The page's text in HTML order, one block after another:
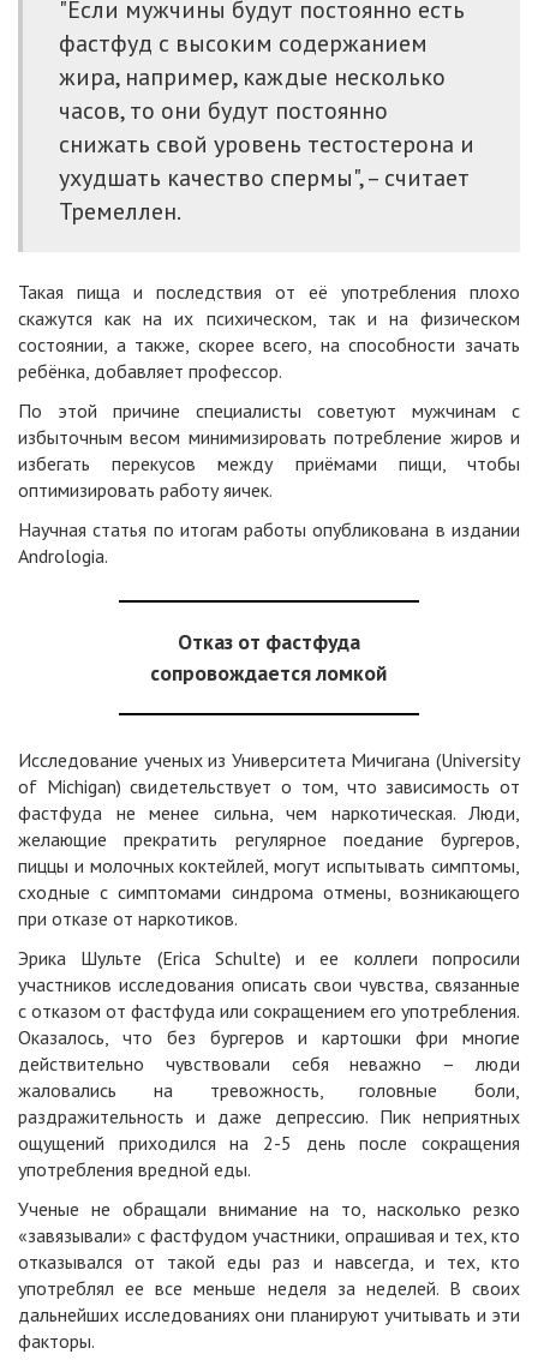
"Если мужчины будут постоянно есть
фастфуд с высоким содержанием
жира, например, каждые несколько
часов, то они будут постоянно
снижать свой уровень тестостерона и
ухудшать качество спермы", – считает
Тремеллен.
Такая пища и последствия от её употребления плохо
скажутся как на их психическом, так и на физическом
состоянии, а также, скорее всего, на способности зачать
ребёнка, добавляет профессор.
По этой причине специалисты советуют мужчинам с
избыточным весом минимизировать потребление жиров и
избегать перекусов между приёмами пищи, чтобы
оптимизировать работу яичек.
Научная статья по итогам работы опубликована в издании
Andrologia.
Отказ от фастфуда
сопровождается ломкой
Исследование ученых из Университета Мичигана (University
of Michigan) свидетельствует о том, что зависимость от
фастфуда не менее сильна, чем наркотическая. Люди,
желающие прекратить регулярное поедание бургеров,
пиццы и молочных коктейлей, могут испытывать симптомы,
сходные с симптомами синдрома отмены, возникающего
при отказе от наркотиков.
Эрика Шульте (Erica Schulte) и ее коллеги попросили
участников исследования описать свои чувства, связанные
с отказом от фастфуда или сокращением его употребления.
Оказалось, что без бургеров и картошки фри многие
действительно чувствовали себя неважно – люди
жаловались на тревожность, головные боли,
раздражительность и даже депрессию. Пик неприятных
ощущений приходился на 2-5 день после сокращения
употребления вредной еды.
Ученые не обращали внимание на то, насколько резко
«завязывали» с фастфудом участники, опрашивая и тех, кто
отказывался от такой еды раз и навсегда, и тех, кто
употреблял ее все меньше неделя за неделей. В своих
дальнейших исследованиях они планируют учитывать и эти
факторы.